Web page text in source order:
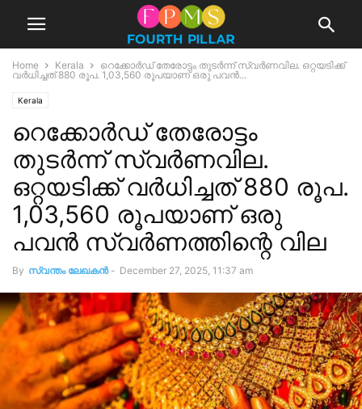
Home Kerala
റെക്കോര്‍ഡ് തേരോട്ടം തുടര്‍ന്ന് സ്വര്‍ണവില. ഒറ്റയടിക്ക്
വര്‍ധിച്ചത് 880 രൂപ. 1,03,560 രൂപയാണ് ഒരു പവന്‍...
Kerala
റെക്കോര്‍ഡ് തേരോട്ടം
തുടര്‍ന്ന് സ്വര്‍ണവില.
ഒറ്റയടിക്ക് വര്‍ധിച്ചത് 880 രൂപ.
1,03,560 രൂപയാണ് ഒരു
പവന്‍ സ്വര്‍ണത്തിന്റെ വില
By സ്വന്തം ലേഖകന്‍ - December 27, 2025, 11:37 am